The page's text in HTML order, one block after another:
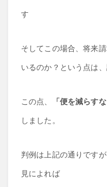
す
そしてこの場合、将来
いるのか？という点は
この点、 「便を減らす
しました。
判例は上記の通りです
見によれば